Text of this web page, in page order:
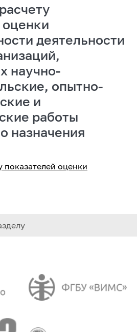
оценки
деятельности
научно-
опытно-
и
работы
назначения
показателей оценки